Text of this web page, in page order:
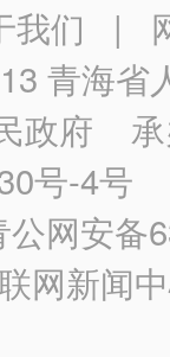
我们 |
青海省
政府 承
号-4号
公网安备
网新闻